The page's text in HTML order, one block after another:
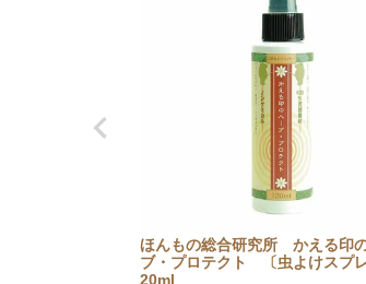
ほんもの総合研究所 かえる印
ブ・プロテクト 〔虫よけスプ
20ml